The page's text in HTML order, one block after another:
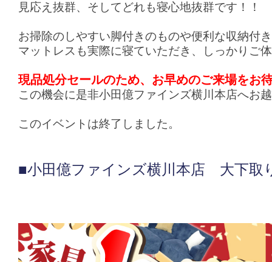
見応え抜群、そしてどれも寝心地抜群です！！
お掃除のしやすい脚付きのものや便利な収納付
マットレスも実際に寝ていただき、しっかりご
現品処分セールのため、お早めのご来場をお
この機会に是非小田億ファインズ横川本店へお
このイベントは終了しました。
■小田億ファインズ横川本店 大下